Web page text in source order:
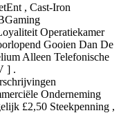
, Cast-Iron
Operatiekamer
Gooien Dan De
Alleen Telefonische
] .
Onderneming
£2,50 Steekpenning ,